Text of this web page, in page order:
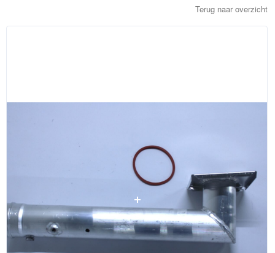
Terug naar overzicht